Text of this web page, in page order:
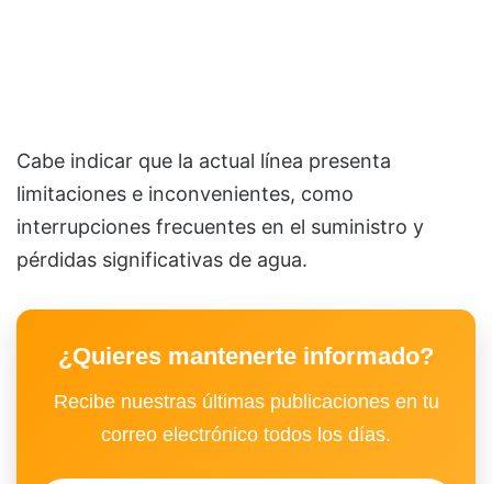
Cabe indicar que la actual línea presenta
limitaciones e inconvenientes, como
interrupciones frecuentes en el suministro y
pérdidas significativas de agua.
¿Quieres mantenerte informado?
Recibe nuestras últimas publicaciones en tu
correo electrónico todos los días.